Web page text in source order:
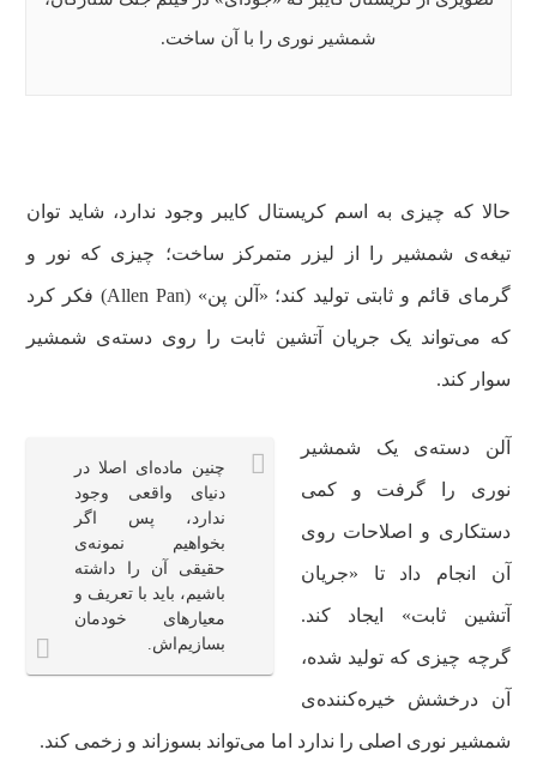
شمشیر نوری را با آن ساخت.
حالا که چیزی به اسم کریستال کایبر وجود ندارد، شاید توان
تیغه‌ی شمشیر را از لیزر متمرکز ساخت؛ چیزی که نور و
گرمای قائم و ثابتی تولید کند؛ «آلن پن» (Allen Pan) فکر کرد
که می‌تواند یک جریان آتشین ثابت را روی دسته‌ی شمشیر
سوار کند.
چنین ماده‌ای اصلا در
دنیای واقعی وجود
ندارد، پس اگر
بخواهیم نمونه‌ی
حقیقی آن را داشته
باشیم، باید با تعریف و
معیارهای خودمان
بسازیم‌اش.
آلن دسته‌ی یک شمشیر
نوری را گرفت و کمی
دستکاری و اصلاحات روی
آن انجام داد تا «جریان
آتشین ثابت» ایجاد کند.
گرچه چیزی که تولید شده،
آن درخشش خیره‌کننده‌ی
شمشیر نوری اصلی را ندارد اما می‌تواند بسوزاند و زخمی کند.